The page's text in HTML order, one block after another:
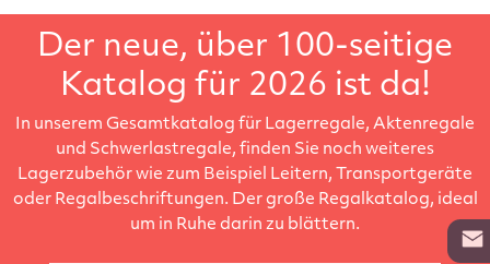
Der neue, über 100-seitige
Katalog für 2026 ist da!
In unserem Gesamtkatalog für Lagerregale, Aktenregale
und Schwerlastregale, finden Sie noch weiteres
Lagerzubehör wie zum Beispiel Leitern, Transportgeräte
oder Regalbeschriftungen. Der große Regalkatalog, ideal
um in Ruhe darin zu blättern.